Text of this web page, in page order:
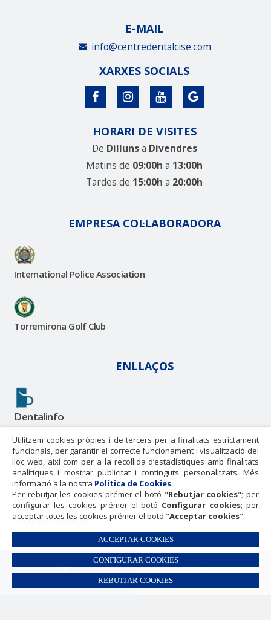
E-MAIL
info@centredentalcise.com
XARXES SOCIALS
HORARI DE VISITES
De Dillunsa Divendres
Matins de 09:00ha 13:00h
Tardes de 15:00h a 20:00h
EMPRESA COL·LABORADORA
International Police Association
Torremirona Golf Club
ENLLAÇOS
Dentalinfo
Doctoralia
masquemedicos
Centre Dental Cise Avís legal Política de privacitat
Utilitzem cookies pròpies i de tercers per a finalitats estrictament
funcionals, per garantir el correcte funcionament i visualització del
lloc web, així com per a la recollida d’estadístiques amb finalitats
analítiques i mostrar publicitat i continguts personalitzats. Més
informació a la nostra Política de Cookies.
Per rebutjar les cookies prémer el botó "Rebutjar cookies"; per
configurar les cookies prémer el botó Configurar cookies; per
acceptar totes les cookies prémer el botó "Acceptar cookies".
REBUTJAR COOKIES
ACCEPTAR COOKIES
CONFIGURAR COOKIES